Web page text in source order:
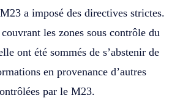
a imposé des directives strictes.
les zones sous contrôle du
ont été sommés de s’abstenir de
en provenance d’autres
par le M23.